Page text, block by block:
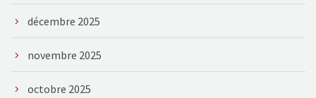
décembre 2025
novembre 2025
octobre 2025